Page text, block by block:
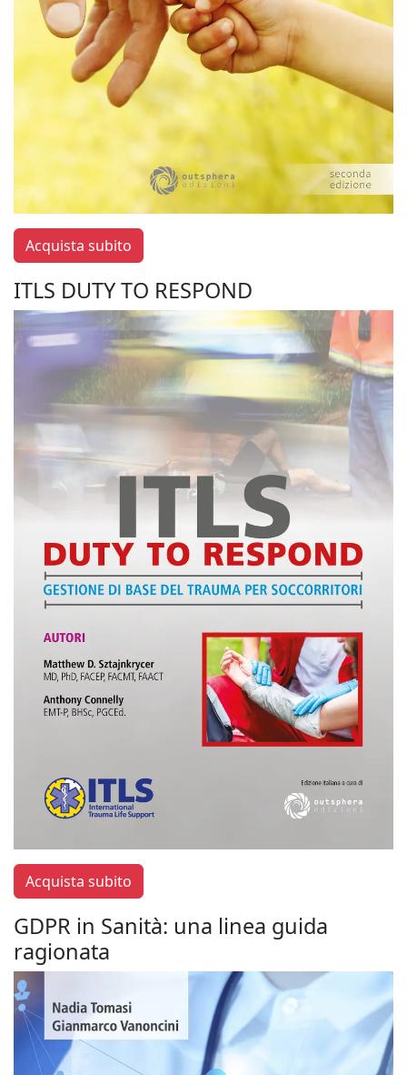
Acquista subito
ITLS DUTY TO RESPOND
Acquista subito
GDPR in Sanità: una linea guida
ragionata